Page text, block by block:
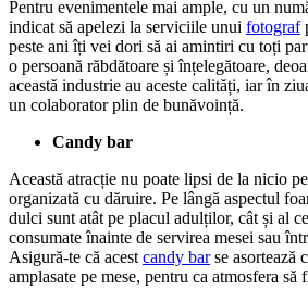
Pentru evenimentele mai ample, cu un
indicat să apelezi la serviciile unui fotograf
peste ani îți vei dori să ai amintiri cu toți
o persoană răbdătoare și înțelegătoare,
această industrie au aceste calități, iar în
un colaborator plin de bunăvoință.
Candy bar
Această atracție nu poate lipsi de la nicio
organizată cu dăruire. Pe lângă aspectul
dulci sunt atât pe placul adulților, cât și al
consumate înainte de servirea mesei sau
Asigură-te că acest candy barse asortează
amplasate pe mese, pentru ca atmosfera să